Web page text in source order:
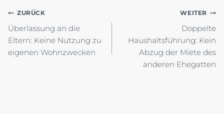
Beitragsnavigation
ZURÜCK
Überlassung an die
Eltern: Keine Nutzung zu
eigenen Wohnzwecken
WEITER
Doppelte
Haushaltsführung: Kein
Abzug der Miete des
anderen Ehegatten